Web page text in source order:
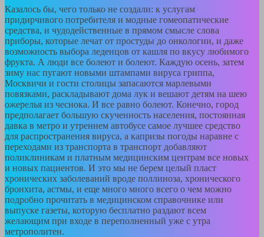
Казалось бы, чего только не создали: к услугам
придирчивого потребителя и модные гомеопатические
средства, и чудодейственные в прямом смысле слова
приборы, которые лечат от простуды до онкологии, и даже
возможность выбора леденцов от кашля по вкусу любимого
фрукта. А люди все болеют и болеют. Каждую осень, затем
зиму нас пугают новыми штампами вируса гриппа,
Москвичи и гости столицы запасаются марлевыми
повязками, раскладывают дома лук и вешают детям на шею
ожерелья из чеснока. И все равно болеют. Конечно, город
предполагает большую скученность населения, постоянная
давка в метро и утреннем автобусе самое лучшее средство
для распространения вируса, а капризы погоды наравне с
переходами из транспорта в транспорт добавляют
поликлиникам и платным медицинским центрам все новых
и новых пациентов. И это мы не берем целый пласт
хронических заболеваний вроде поллиноза, хронического
бронхита, астмы, и еще много много всего о чем можно
подробно прочитать в медицинском справочнике или
выпуске газеты, которую бесплатно раздают всем
желающим при входе в переполненный уже с утра
метрополитен.